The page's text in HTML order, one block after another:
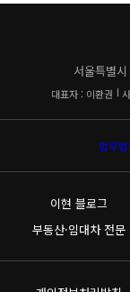
서울특별
대표자 : 이환권
법무
이현 블로그
부동산·임대차 전문